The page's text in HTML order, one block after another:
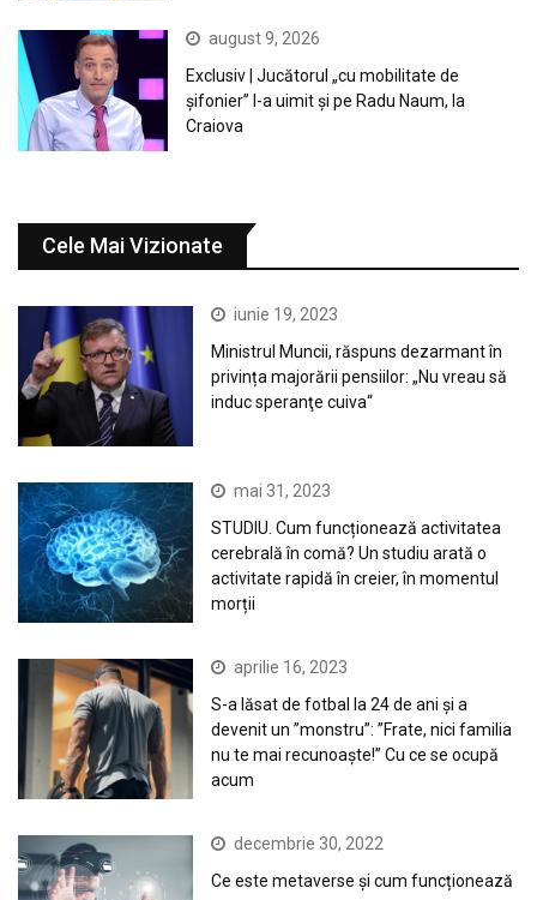
august 9, 2026
Exclusiv | Jucătorul „cu mobilitate de
șifonier” l-a uimit și pe Radu Naum, la
Craiova
Cele Mai Vizionate
iunie 19, 2023
Ministrul Muncii, răspuns dezarmant în
privința majorării pensiilor: „Nu vreau să
induc speranţe cuiva“
mai 31, 2023
STUDIU. Cum funcționează activitatea
cerebrală în comă? Un studiu arată o
activitate rapidă în creier, în momentul
morții
aprilie 16, 2023
S-a lăsat de fotbal la 24 de ani și a
devenit un ”monstru”: ”Frate, nici familia
nu te mai recunoaște!” Cu ce se ocupă
acum
decembrie 30, 2022
Ce este metaverse și cum funcționează